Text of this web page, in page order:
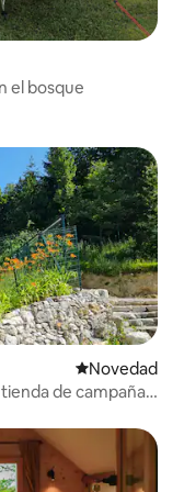
el bosque
Lugar para
Novedad
de campaña